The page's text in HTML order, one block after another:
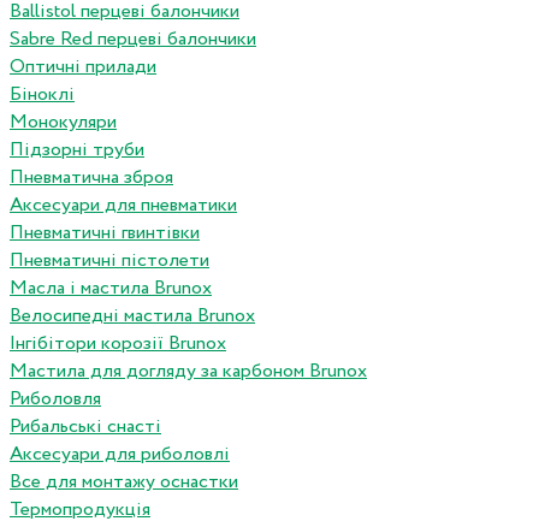
Ballistol перцеві балончики
Sabre Red перцеві балончики
Оптичні прилади
Біноклі
Монокуляри
Підзорні труби
Пневматична зброя
Аксесуари для пневматики
Пневматичні гвинтівки
Пневматичні пістолети
Масла і мастила Brunox
Велосипедні мастила Brunox
Інгібітори корозії Brunox
Мастила для догляду за карбоном Brunox
Риболовля
Рибальські снасті
Аксесуари для риболовлі
Все для монтажу оснастки
Термопродукція